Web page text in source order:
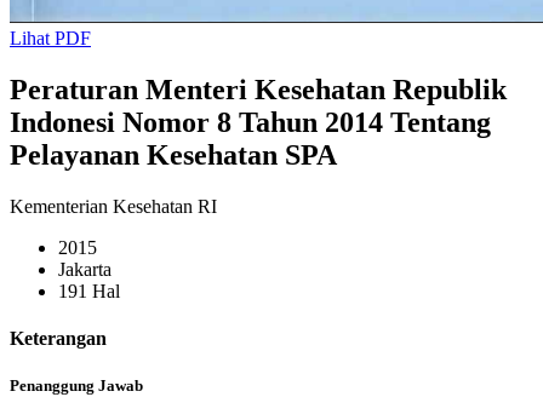
Lihat PDF
Peraturan Menteri Kesehatan Republik
Indonesi Nomor 8 Tahun 2014 Tentang
Pelayanan Kesehatan SPA
Kementerian Kesehatan RI
2015
Jakarta
191 Hal
Keterangan
Penanggung Jawab